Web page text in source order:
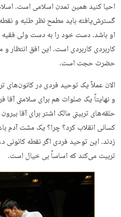
احیا کنید همین تمدن اسلامی است.
گسترش‌یافته باید مطمح نظر طلبه و
او باشد. دست خود را به دست ولی
کاربردی کاربردی است. این افق
حضرت حجت است.
الان عملاً یک توحید فردی در کانون‌های
و نهایتاً یک صلوات هم برای سلامتی آقا
حلقه‌های تربیتی مالک اشتر برای آقا
کسانی انقلاب کرد؟ چرا؟ یک مشت آدم
زدند. این توحید فردی اگر نقطه کانونی
تربیت می‌کند که اساساً بی خیال است.